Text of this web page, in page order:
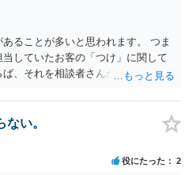
もあります。 以上、対応できるこ
方のリアクション次第であるとい
ただく必要があるでしょう。
ることが多いと思われます。 つま
していたお客の「つけ」に関して
、それを相談者さんが（回収し
ていますので、支払い義務はある
いえ、脅迫などの方法で取り立てる
ついては、証拠を保存し警察にご相
っているのであれば、破産等を検
。
い。
役にたった 2